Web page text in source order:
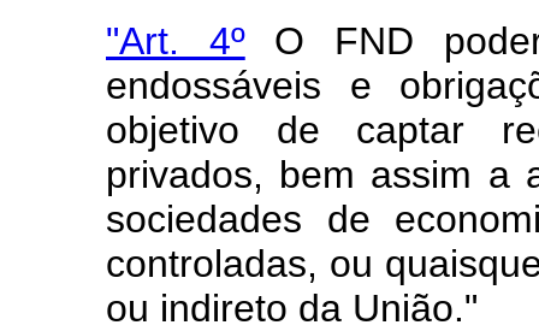
"Art. 4ºO FND
endossáveis e
objetivo de captar
privados, bem assim a
sociedades de
controladas, ou
ou indireto da União."